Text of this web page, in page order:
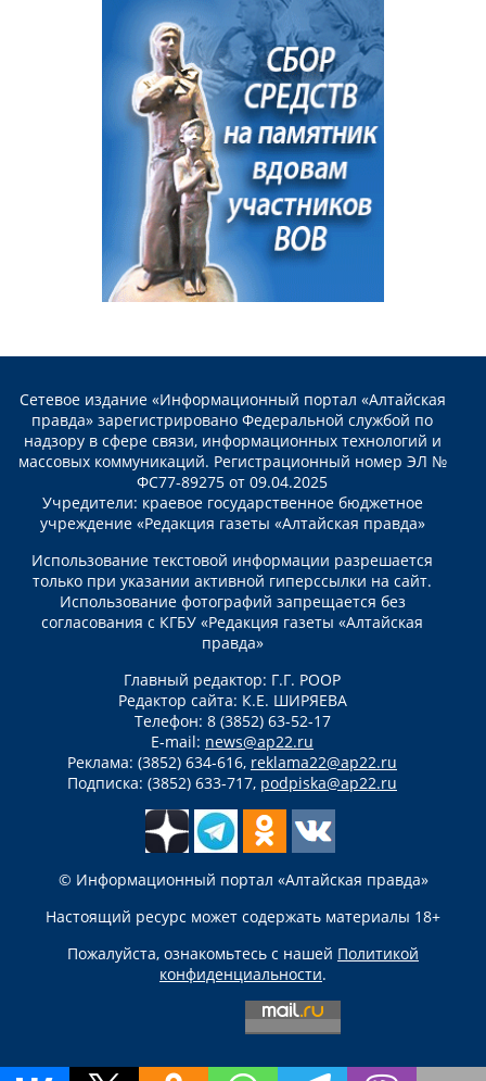
Сетевое издание «Информационный портал «Алтайская
правда» зарегистрировано Федеральной службой по
надзору в сфере связи, информационных технологий и
массовых коммуникаций. Регистрационный номер ЭЛ №
ФС77-89275 от 09.04.2025
Учредители: краевое государственное бюджетное
учреждение «Редакция газеты «Алтайская правда»
Использование текстовой информации разрешается
только при указании активной гиперссылки на сайт.
Использование фотографий запрещается без
согласования с КГБУ «Редакция газеты «Алтайская
правда»
Главный редактор: Г.Г. РООР
Редактор сайта: К.Е. ШИРЯЕВА
Телефон: 8 (3852) 63-52-17
E-mail: news@ap22.ru
Реклама: (3852) 634-616, reklama22@ap22.ru
Подписка: (3852) 633-717, podpiska@ap22.ru
© Информационный портал «Алтайская правда»
Настоящий ресурс может содержать материалы 18+
Пожалуйста, ознакомьтесь с нашей Политикой
конфиденциальности.